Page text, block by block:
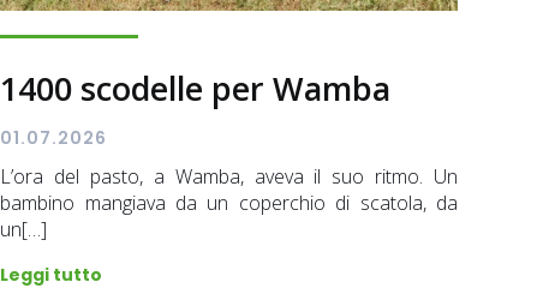
1400 scodelle per Wamba
01.07.2026
L’ora del pasto, a Wamba, aveva il suo ritmo. Un
bambino mangiava da un coperchio di scatola, da
un[…]
Leggi tutto